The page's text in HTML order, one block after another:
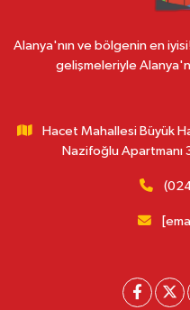
Alanya'nın ve bölgenin en
gelişmeleriyle
Hacet Mahallesi Büyük
Nazifoğlu